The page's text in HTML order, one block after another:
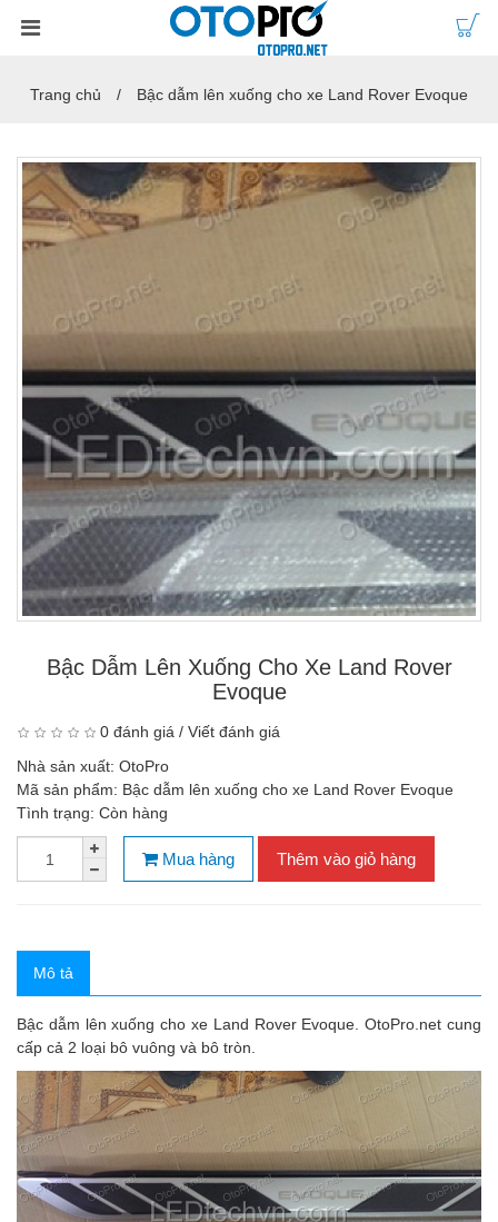
Trang chủ Bậc dẫm lên xuống cho xe Land Rover Evoque
Bậc Dẫm Lên Xuống Cho Xe Land Rover
Evoque
0 đánh giá / Viết đánh giá
Nhà sản xuất: OtoPro
Mã sản phẩm: Bậc dẫm lên xuống cho xe Land Rover Evoque
Tình trạng: Còn hàng
Mua hàng Thêm vào giỏ hàng
Mô tả
Bậc dẫm lên xuống cho xe Land Rover Evoque. OtoPro.net cung
cấp cả 2 loại bô vuông và bô tròn.